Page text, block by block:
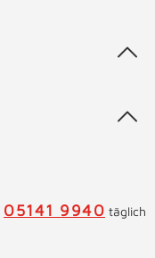
05141 9940 täglich